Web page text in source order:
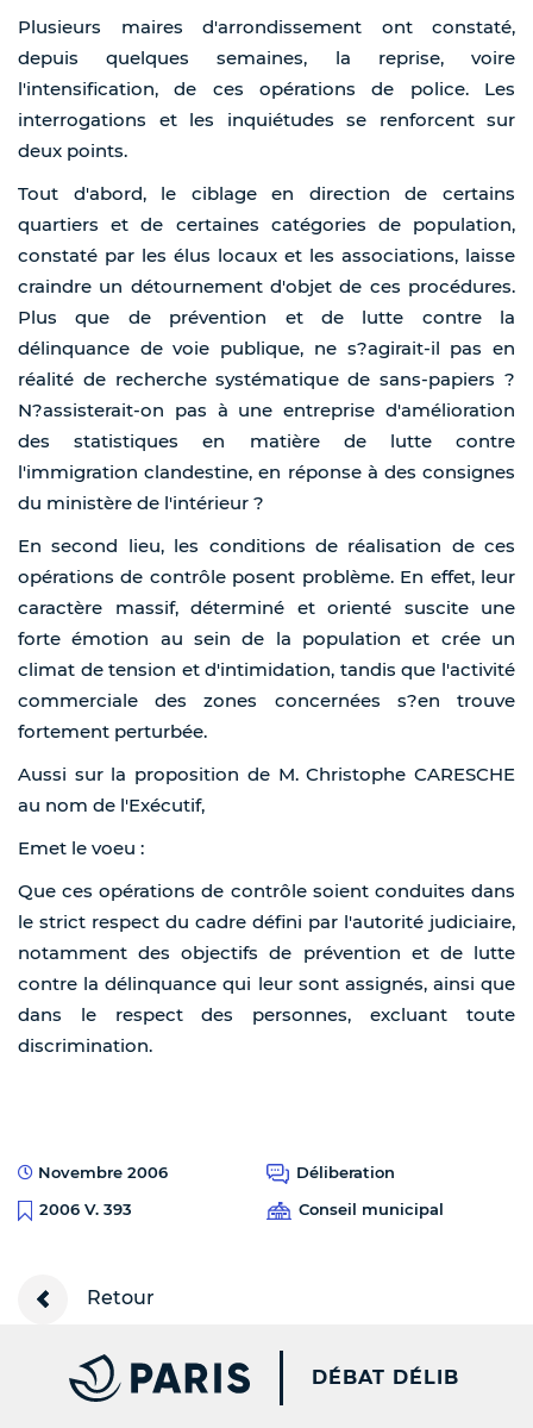
Plusieurs maires d'arrondissement ont constaté,
depuis quelques semaines, la reprise, voire
l'intensification, de ces opérations de police. Les
interrogations et les inquiétudes se renforcent sur
deux points.
Tout d'abord, le ciblage en direction de certains
quartiers et de certaines catégories de population,
constaté par les élus locaux et les associations, laisse
craindre un détournement d'objet de ces procédures.
Plus que de prévention et de lutte contre la
délinquance de voie publique, ne s?agirait-il pas en
réalité de recherche systématique de sans-papiers ?
N?assisterait-on pas à une entreprise d'amélioration
des statistiques en matière de lutte contre
l'immigration clandestine, en réponse à des consignes
du ministère de l'intérieur ?
En second lieu, les conditions de réalisation de ces
opérations de contrôle posent problème. En effet, leur
caractère massif, déterminé et orienté suscite une
forte émotion au sein de la population et crée un
climat de tension et d'intimidation, tandis que l'activité
commerciale des zones concernées s?en trouve
fortement perturbée.
Aussi sur la proposition de M. Christophe CARESCHE
au nom de l'Exécutif,
Emet le voeu :
Que ces opérations de contrôle soient conduites dans
le strict respect du cadre défini par l'autorité judiciaire,
notamment des objectifs de prévention et de lutte
contre la délinquance qui leur sont assignés, ainsi que
dans le respect des personnes, excluant toute
discrimination.
Novembre 2006
Déliberation
2006 V. 393
Conseil municipal
Retour
PARIS.FR [NEW
DÉBAT DÉLIB